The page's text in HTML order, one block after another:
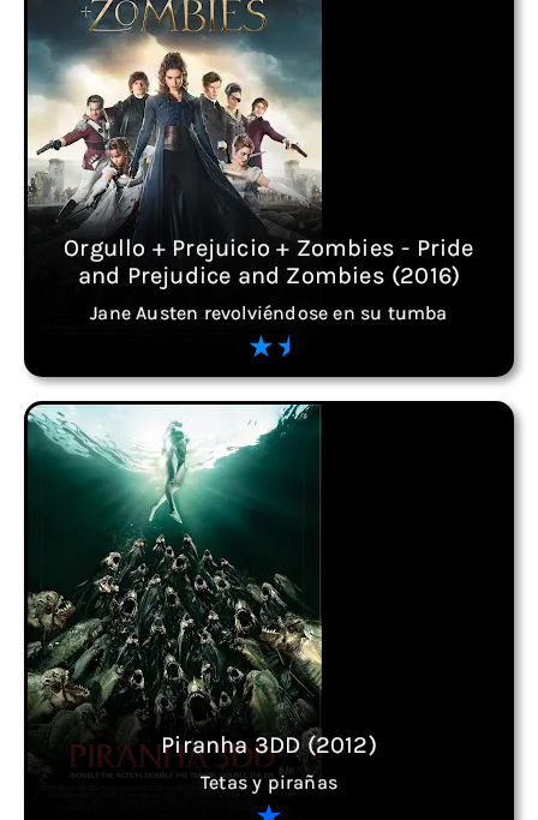
Orgullo + Prejuicio + Zombies - Pride
and Prejudice and Zombies (2016)
Jane Austen revolviéndose en su tumba
Piranha 3DD (2012)
Tetas y pirañas